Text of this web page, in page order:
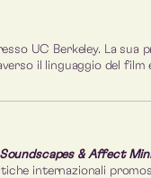
UC Berkeley. La sua
il linguaggio del film
& Affect
internazionali